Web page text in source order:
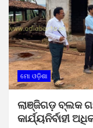
ମୋ ଓଡ଼ିଶା
ଲାଞ୍ଜିଗଡ଼ ବ୍ଲକ
କାର୍ଯ୍ୟନିର୍ବାହୀ